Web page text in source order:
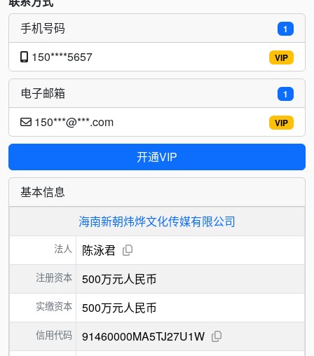
1
手机号码
VIP
150****5657
1
电子邮箱
VIP
150***@***.com
开通VIP
基本信息
海南新朝炜烨文化传媒有限公司
法人 陈泳君
注册资本 500万元人民币
实缴资本 500万元人民币
信用代码 91460000MA5TJ27U1W